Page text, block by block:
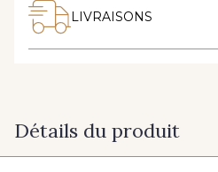
LIVRAISONS
Détails du produit